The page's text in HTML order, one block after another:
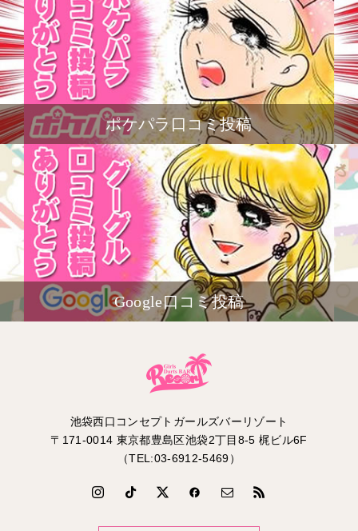
ポケパラ口コミ投稿
Google口コミ投稿
池袋西口コンセプトガールズバーリゾート
〒171-0014 東京都豊島区池袋2丁目8-5 梶ビル6F
（TEL:03-6912-5469）